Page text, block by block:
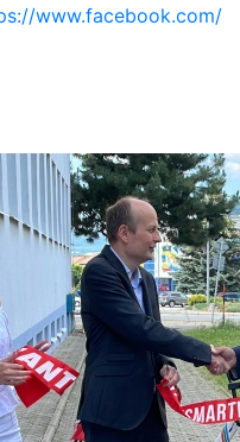
www.facebook.com/